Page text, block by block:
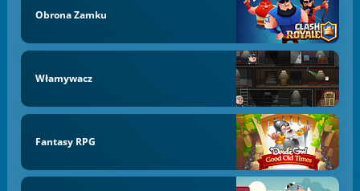
Obrona Zamku
Włamywacz
Fantasy RPG